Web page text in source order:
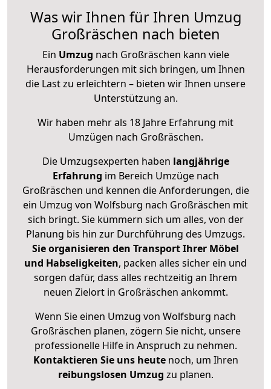
Was wir Ihnen für Ihren Umzug
Großräschen nach bieten
Ein Umzug nach Großräschen kann viele
Herausforderungen mit sich bringen, um Ihnen
die Last zu erleichtern – bieten wir Ihnen unsere
Unterstützung an.
Wir haben mehr als 18 Jahre Erfahrung mit
Umzügen nach Großräschen.
Die Umzugsexperten haben langjährige
Erfahrung im Bereich Umzüge nach
Großräschen und kennen die Anforderungen, die
ein Umzug von Wolfsburg nach Großräschen mit
sich bringt. Sie kümmern sich um alles, von der
Planung bis hin zur Durchführung des Umzugs.
Sie organisieren den Transport Ihrer Möbel
und Habseligkeiten, packen alles sicher ein und
sorgen dafür, dass alles rechtzeitig an Ihrem
neuen Zielort in Großräschen ankommt.
Wenn Sie einen Umzug von Wolfsburg nach
Großräschen planen, zögern Sie nicht, unsere
professionelle Hilfe in Anspruch zu nehmen.
Kontaktieren Sie uns heutenoch, um Ihren
reibungslosen Umzug zu planen.